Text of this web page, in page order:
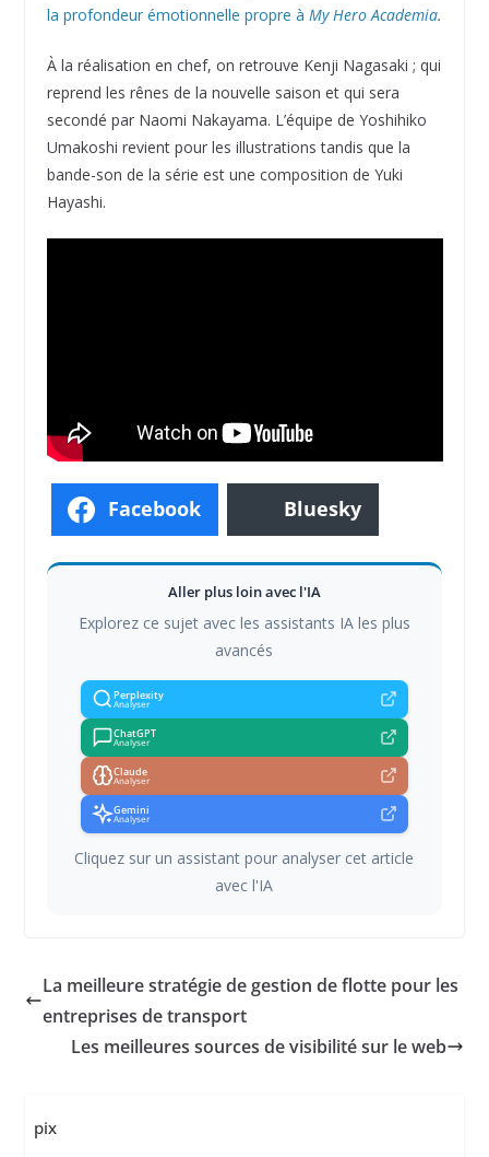
la profondeur émotionnelle propre à My Hero Academia.
À la réalisation en chef, on retrouve Kenji Nagasaki ; qui
reprend les rênes de la nouvelle saison et qui sera
secondé par Naomi Nakayama. L’équipe de Yoshihiko
Umakoshi revient pour les illustrations tandis que la
bande-son de la série est une composition de Yuki
Hayashi.
Facebook Bluesky
Aller plus loin avec l'IA
Explorez ce sujet avec les assistants IA les plus
avancés
Perplexity
Analyser
ChatGPT
Analyser
Claude
Analyser
Gemini
Analyser
Cliquez sur un assistant pour analyser cet article
avec l'IA
La meilleure stratégie de gestion de flotte pour les
entreprises de transport
Les meilleures sources de visibilité sur le web
pix